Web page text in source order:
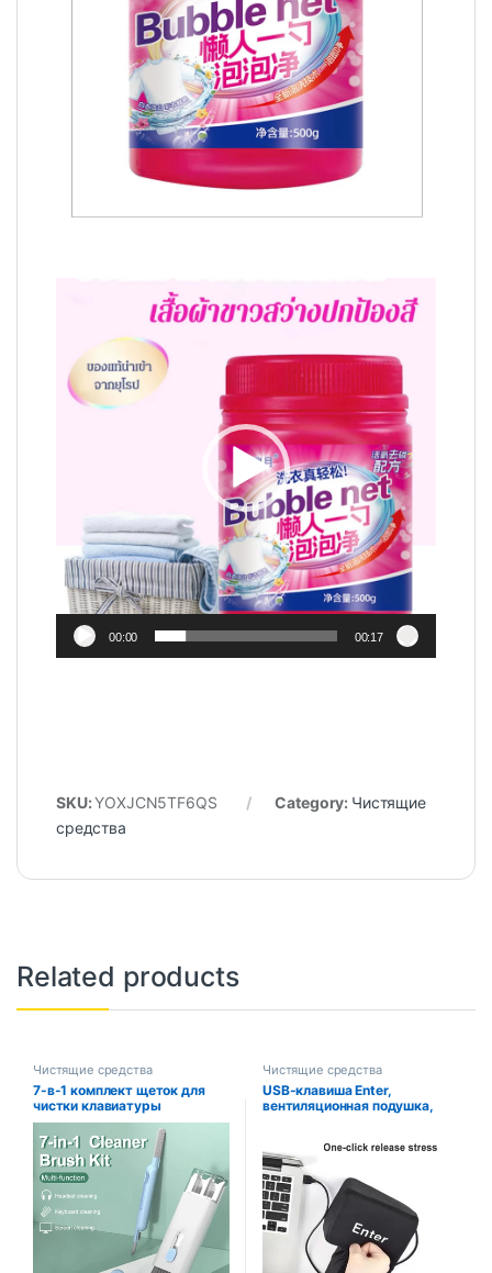
00:00 00:17
SKU:YOXJCN5TF6QS Category: Чистящие
средства
Related products
Чистящие средства
7-в-1 комплект щеток для
чистки клавиатуры
компьютера, ручка для
чистки наушников для
гарнитуры iPad,
инструменты для чистки
телефона, набор для очистки
клавишных колпачков
Чистящие средства
USB-клавиша Enter,
вентиляционная подушка,
для офисов,
декомпрессионная подушка,
игрушка для снятия стресса,
огромная кнопка Enter